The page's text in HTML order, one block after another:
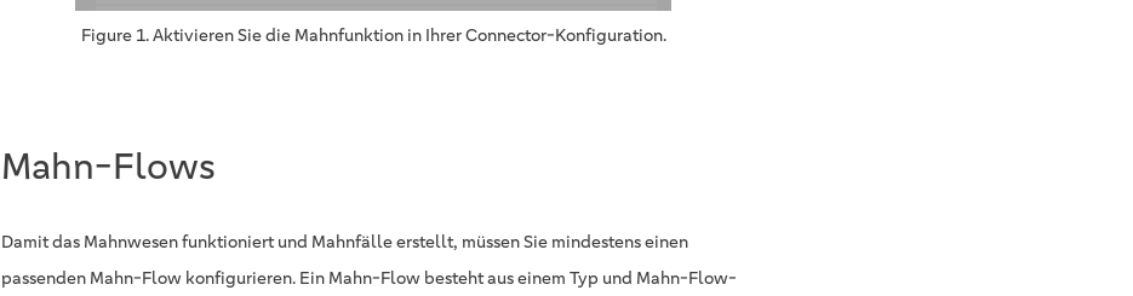
Figure 1. Aktivieren Sie die Mahnfunktion in Ihrer Connector-Konfiguration.
Mahn-Flows
Damit das Mahnwesen funktioniert und Mahnfälle erstellt, müssen Sie mindestens einen
passenden Mahn-Flow konfigurieren. Ein Mahn-Flow besteht aus einem Typ und Mahn-Flow-